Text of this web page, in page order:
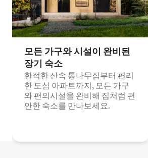
모든 가구와 시설이 완비된
장기 숙소
한적한 산속 통나무집부터 편리
한 도심 아파트까지, 모든 가구
와 편의시설을 완비해 집처럼 편
안한 숙소를 만나보세요.